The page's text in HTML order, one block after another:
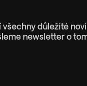
důležité
newsletter o